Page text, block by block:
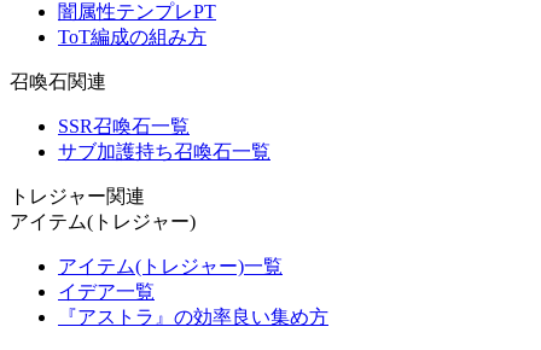
闇属性テンプレPT
ToT編成の組み方
召喚石関連
SSR召喚石一覧
サブ加護持ち召喚石一覧
トレジャー関連
アイテム(トレジャー)
アイテム(トレジャー)一覧
イデア一覧
『アストラ』の効率良い集め方